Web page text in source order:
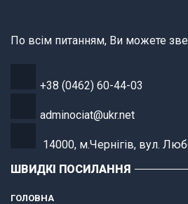
По всім питанням, Ви можете
+38 (0462) 60-44-03
adminociat@ukr.net
14000, м.Чернігів, вул.
ШВИДКІ ПОСИЛАННЯ
ГОЛОВНА